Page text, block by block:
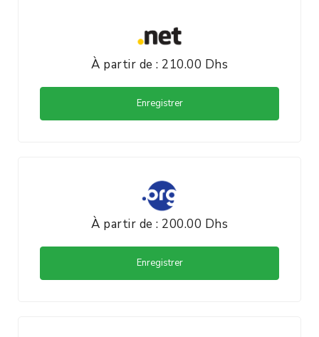
À partir de : 210.00 Dhs
Enregistrer
À partir de : 200.00 Dhs
Enregistrer